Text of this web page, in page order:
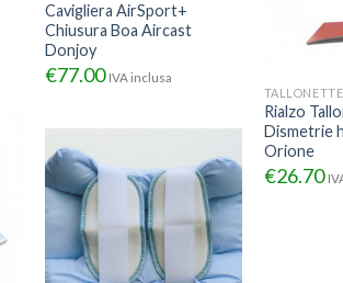
Cavigliera AirSport+
Chiusura Boa Aircast
Donjoy
€77.00 IVA inclusa
Rialzo
Dismetrie
Orione
€26.70